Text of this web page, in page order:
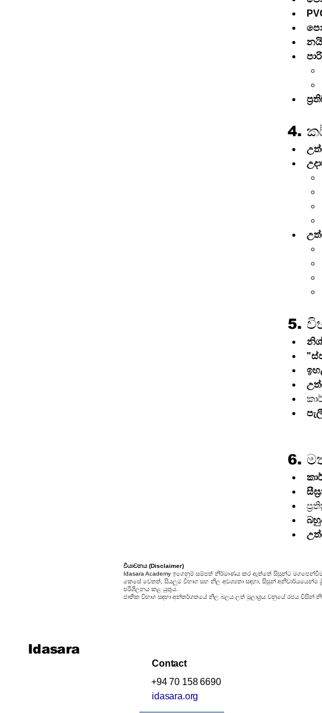
4.
5.
6.
වියාචනය (Disclaimer)
Idasara Academy ඉගෙනුම් සම්පත් නිර්මාණය කර ඇත්තේ සිසුන්ට
කෙසේ වෙතත්, සියලුම විභාග සහ නිල අවශ්‍යතා සඳහා, සිසුන් අනිවාර්යයෙන්ම
පරිශීලනය කළ යුතුය.
ජාතික විභාග සඳහා අන්තර්ගතයේ නිල බලය ලත් මූලාශ්‍රය වනුයේ රජය විසින්
Idasara
Contact
+94 70 158 6690
idasara.org